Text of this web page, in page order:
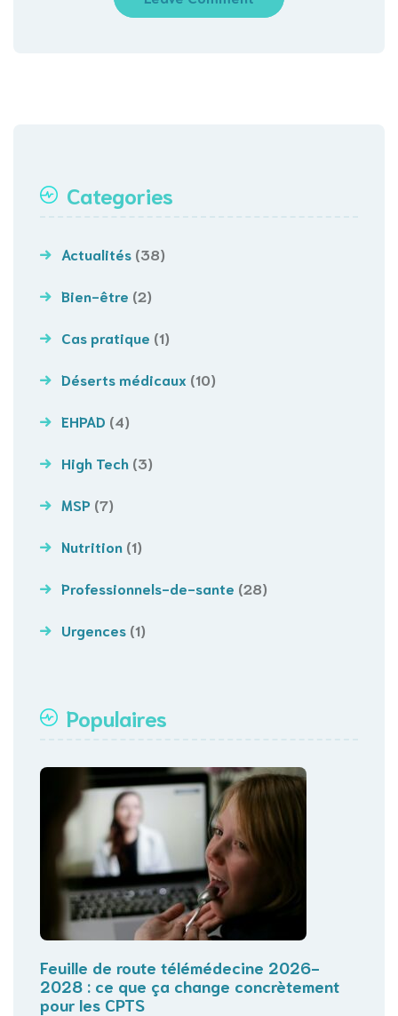
Categories
Actualités (38)
Bien-être (2)
Cas pratique (1)
Déserts médicaux (10)
EHPAD (4)
High Tech (3)
MSP (7)
Nutrition (1)
Professionnels-de-sante (28)
Urgences (1)
Populaires
Feuille de route télémédecine 2026-
2028 : ce que ça change concrètement
pour les CPTS